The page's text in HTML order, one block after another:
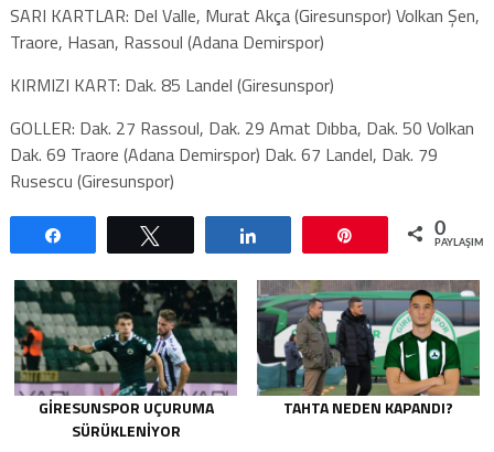
SARI KARTLAR: Del Valle, Murat Akça (Giresunspor) Volkan Şen,
Traore, Hasan, Rassoul (Adana Demirspor)
KIRMIZI KART: Dak. 85 Landel (Giresunspor)
GOLLER: Dak. 27 Rassoul, Dak. 29 Amat Dıbba, Dak. 50 Volkan
Dak. 69 Traore (Adana Demirspor) Dak. 67 Landel, Dak. 79
Rusescu (Giresunspor)
0
GIRESUNSPOR UÇURUMA
SÜRÜKLENIYOR
TAHTA NEDEN KAPANDI?